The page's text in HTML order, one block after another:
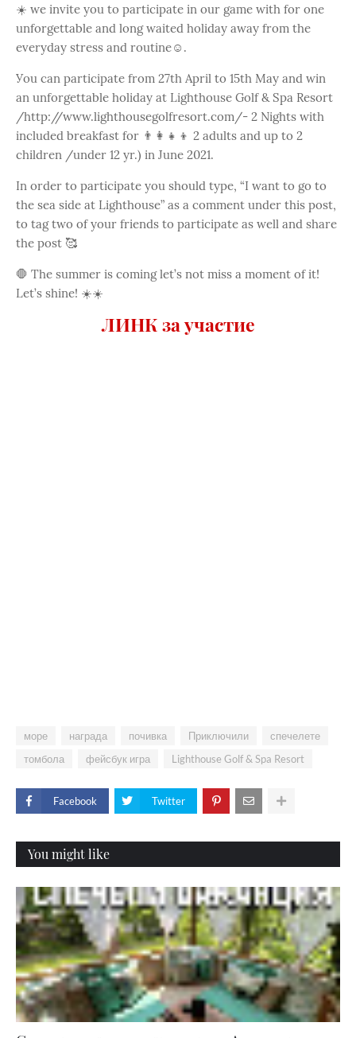
☀️ we invite you to participate in our game with for one
unforgettable and long waited holiday away from the
everyday stress and routine☺️.
Уou can participate from 27th April to 15th May and win
an unforgettable holiday at Lighthouse Golf & Spa Resort
/http://www.lighthousegolfresort.com/- 2 Nights with
included breakfast for 👨👩👧👦 2 adults and up to 2
children /under 12 yr.) in June 2021.
In order to participate you should type, “I want to go to
the sea side at Lighthouse” as a comment under this post,
to tag two of your friends to participate as well and share
the post 🥰
🛑 The summer is coming let’s not miss a moment of it!
Let’s shine! ☀️☀️
ЛИНК за участие
море награда почивка Приключили
спечелете
томбола
фейсбук игра Lighthouse Golf & Spa Resort
Facebook Twitter
You might like